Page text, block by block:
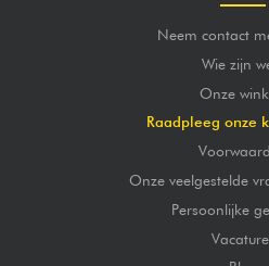
Neem contact
Wie zijn
Onze
Raadpleeg onze
Onze veelgestelde
Persoonlijke